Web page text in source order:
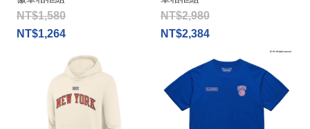
NT$1,580
NT$1,264
NT$2,980
NT$2,384